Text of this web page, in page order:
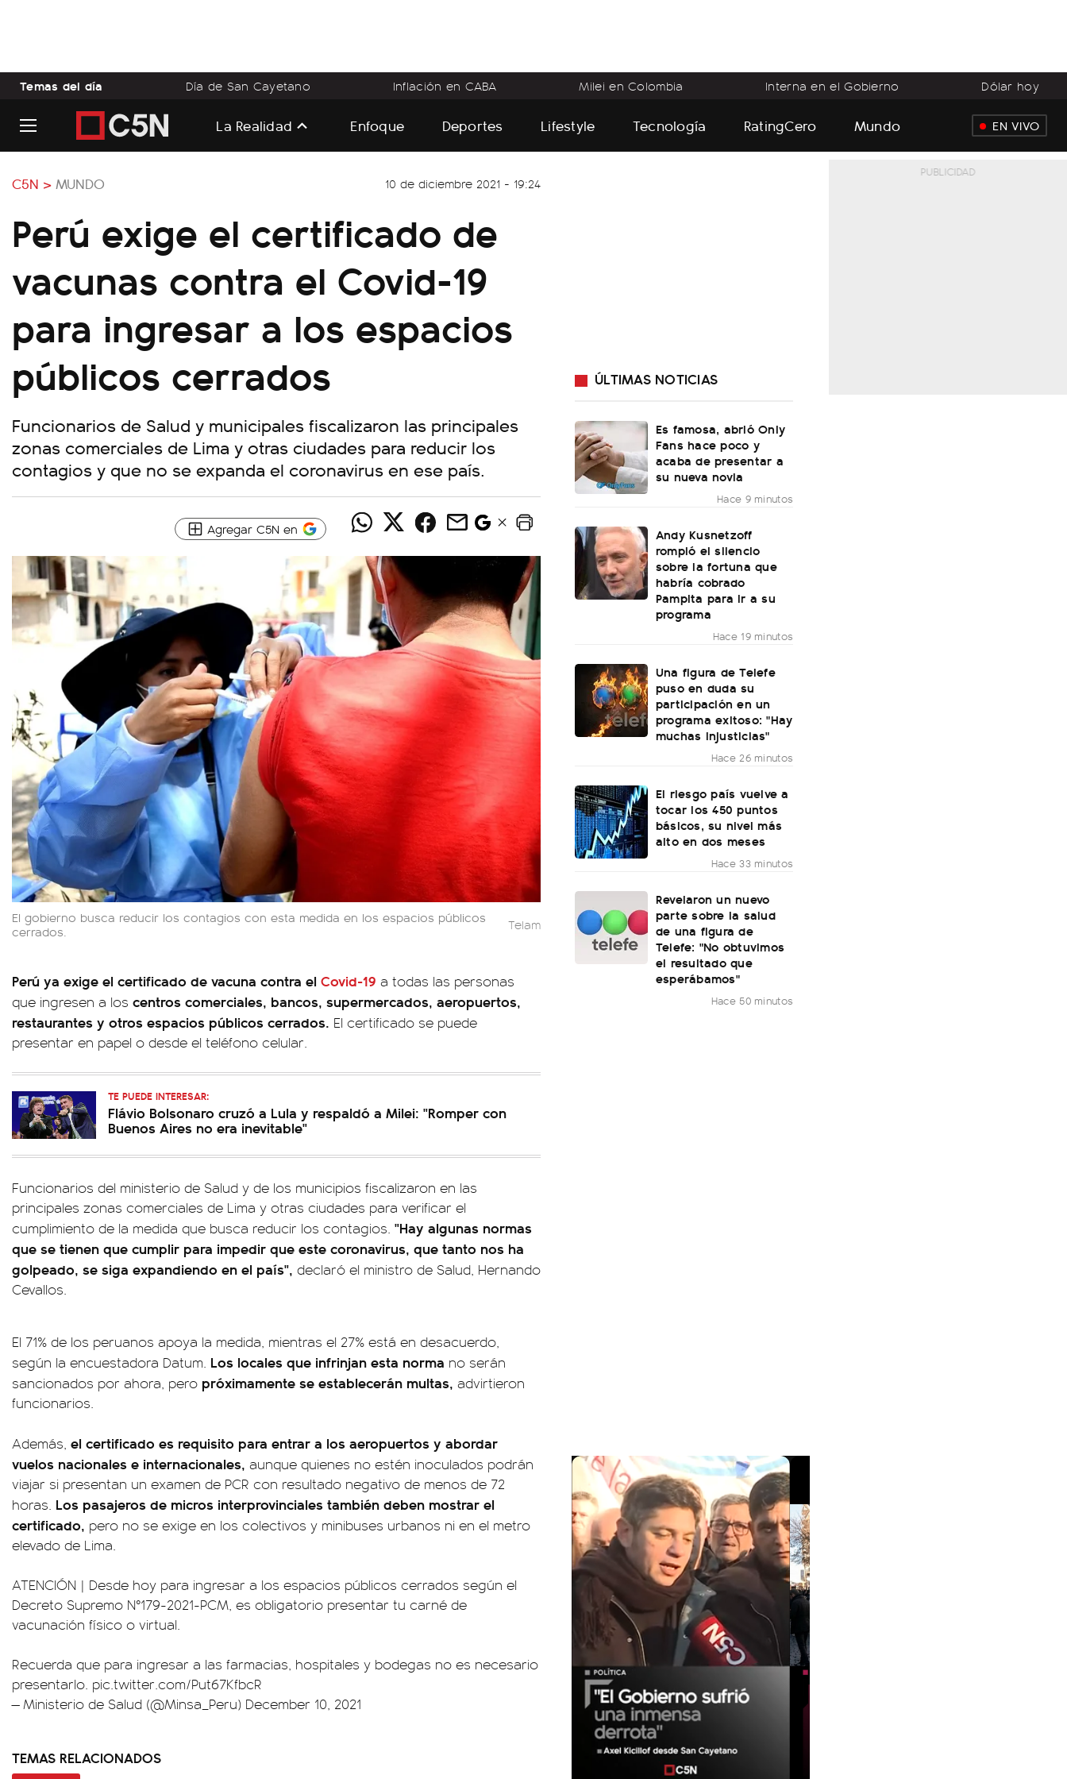
Temas del día Día de San Cayetano Inflación en CABA Milei en Colombia Interna en el Gobierno Dólar hoy
La Realidad Enfoque Deportes Lifestyle Tecnología RatingCero Mundo EN VIVO
C5N > MUNDO 10 de diciembre 2021 - 19:24
Perú exige el certificado de
vacunas contra el Covid-19
para ingresar a los espacios
públicos cerrados
Funcionarios de Salud y municipales fiscalizaron las principales
zonas comerciales de Lima y otras ciudades para reducir los
contagios y que no se expanda el coronavirus en ese país.
Agregar C5N en
El gobierno busca reducir los contagios con esta medida en los espacios públicos
cerrados.
Telam
Perú ya exige el certificado de vacuna contra el Covid-19 a todas las personas
que ingresen a los centros comerciales, bancos, supermercados, aeropuertos,
restaurantes y otros espacios públicos cerrados. El certificado se puede
presentar en papel o desde el teléfono celular.
TE PUEDE INTERESAR:
Flávio Bolsonaro cruzó a Lula y respaldó a Milei: "Romper con
Buenos Aires no era inevitable"
Funcionarios del ministerio de Salud y de los municipios fiscalizaron en las
principales zonas comerciales de Lima y otras ciudades para verificar el
cumplimiento de la medida que busca reducir los contagios. "Hay algunas normas
que se tienen que cumplir para impedir que este coronavirus, que tanto nos ha
golpeado, se siga expandiendo en el país", declaró el ministro de Salud, Hernando
Cevallos.
El 71% de los peruanos apoya la medida, mientras el 27% está en desacuerdo,
según la encuestadora Datum. Los locales que infrinjan esta norma no serán
sancionados por ahora, pero próximamente se establecerán multas, advirtieron
funcionarios.
Además, el certificado es requisito para entrar a los aeropuertos y abordar
vuelos nacionales e internacionales, aunque quienes no estén inoculados podrán
viajar si presentan un examen de PCR con resultado negativo de menos de 72
horas. Los pasajeros de micros interprovinciales también deben mostrar el
certificado, pero no se exige en los colectivos y minibuses urbanos ni en el metro
elevado de Lima.
ATENCIÓN | Desde hoy para ingresar a los espacios públicos cerrados según el
Decreto Supremo N°179-2021-PCM, es obligatorio presentar tu carné de
vacunación físico o virtual.
Recuerda que para ingresar a las farmacias, hospitales y bodegas no es necesario
presentarlo. pic.twitter.com/Put67KfbcR
— Ministerio de Salud (@Minsa_Peru) December 10, 2021
TEMAS RELACIONADOS
ÚLTIMAS NOTICIAS
Es famosa, abrió Only
Fans hace poco y
acaba de presentar a
su nueva novia
Hace 9 minutos
Andy Kusnetzoff
rompió el silencio
sobre la fortuna que
habría cobrado
Pampita para ir a su
programa
Hace 19 minutos
Una figura de Telefe
puso en duda su
participación en un
programa exitoso: "Hay
muchas injusticias"
Hace 26 minutos
El riesgo país vuelve a
tocar los 450 puntos
básicos, su nivel más
alto en dos meses
Hace 33 minutos
Revelaron un nuevo
parte sobre la salud
de una figura de
Telefe: "No obtuvimos
el resultado que
esperábamos"
Hace 50 minutos